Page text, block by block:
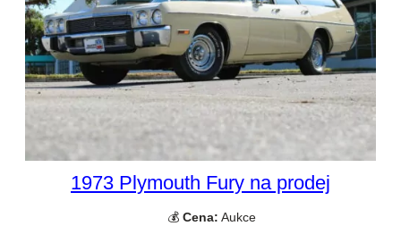
1973 Plymouth Fury na prodej
💰 Cena: Aukce